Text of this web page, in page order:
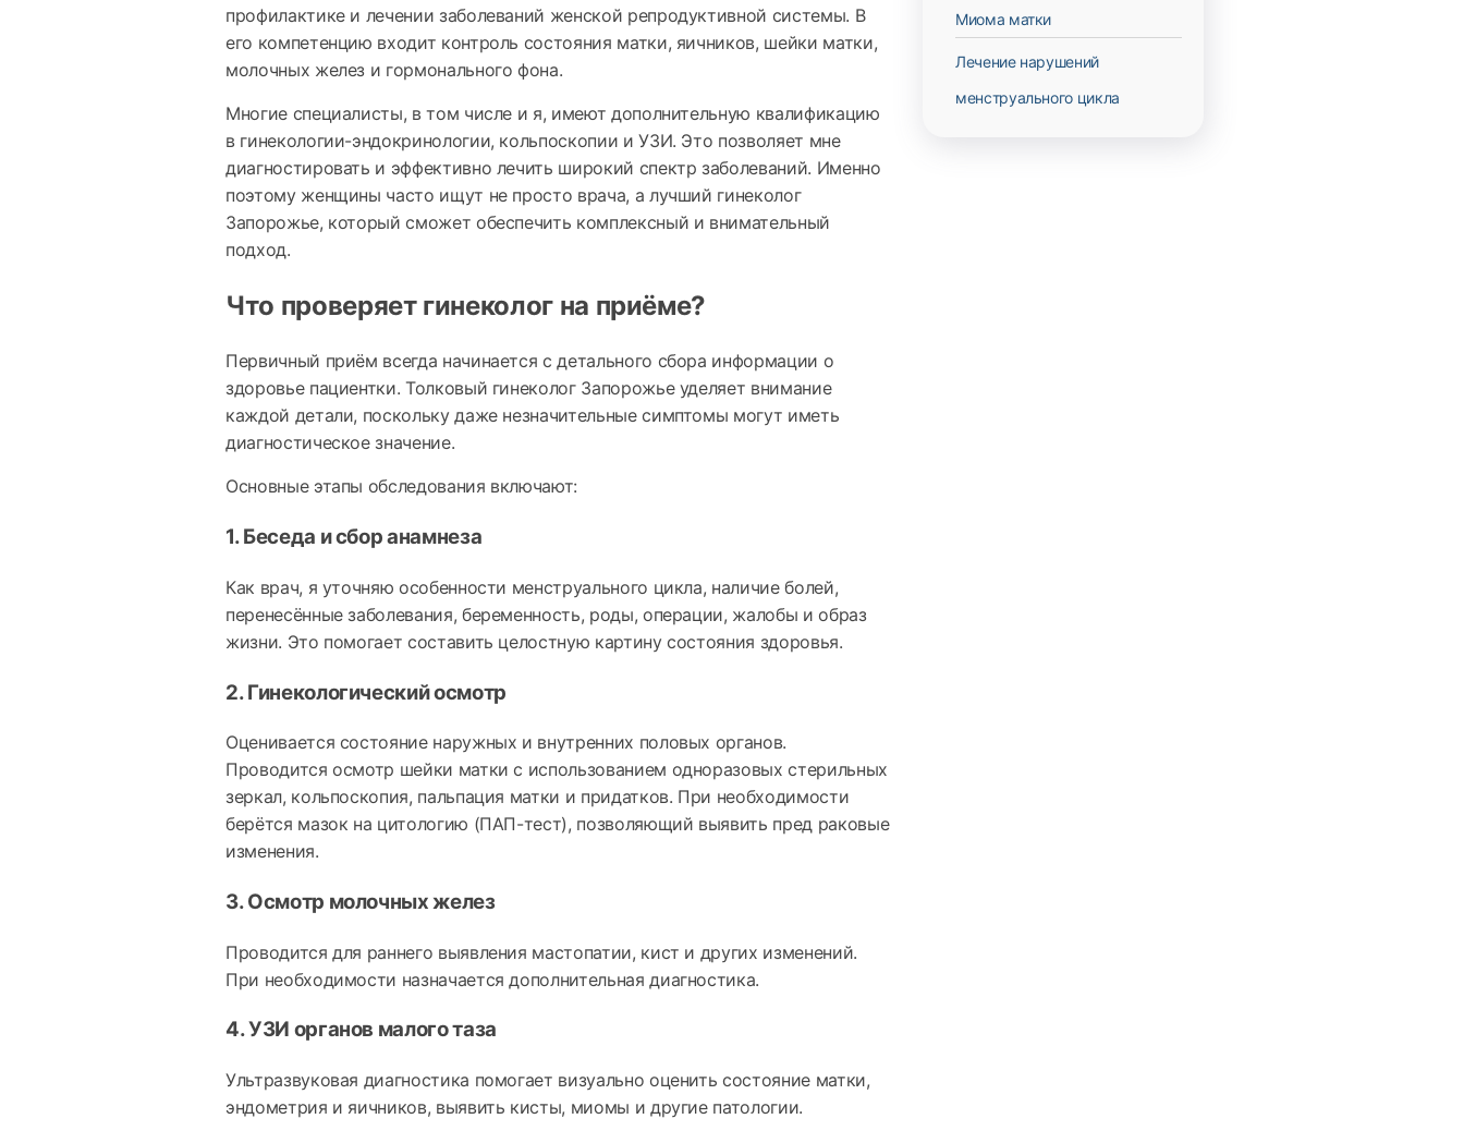
профилактике и лечении заболеваний женской репродуктивной системы. В
его компетенцию входит контроль состояния матки, яичников, шейки матки,
молочных желез и гормонального фона.
Многие специалисты, в том числе и я, имеют дополнительную квалификацию
в гинекологии-эндокринологии, кольпоскопии и УЗИ. Это позволяет мне
диагностировать и эффективно лечить широкий спектр заболеваний. Именно
поэтому женщины часто ищут не просто врача, а лучший гинеколог
Запорожье, который сможет обеспечить комплексный и внимательный
подход.
Что проверяет гинеколог на приёме?
Первичный приём всегда начинается с детального сбора информации о
здоровье пациентки. Толковый гинеколог Запорожье уделяет внимание
каждой детали, поскольку даже незначительные симптомы могут иметь
диагностическое значение.
Основные этапы обследования включают:
1. Беседа и сбор анамнеза
Как врач, я уточняю особенности менструального цикла, наличие болей,
перенесённые заболевания, беременность, роды, операции, жалобы и образ
жизни. Это помогает составить целостную картину состояния здоровья.
2. Гинекологический осмотр
Оценивается состояние наружных и внутренних половых органов.
Проводится осмотр шейки матки с использованием одноразовых стерильных
зеркал, кольпоскопия, пальпация матки и придатков. При необходимости
берётся мазок на цитологию (ПАП-тест), позволяющий выявить пред раковые
изменения.
3. Осмотр молочных желез
Проводится для раннего выявления мастопатии, кист и других изменений.
При необходимости назначается дополнительная диагностика.
4. УЗИ органов малого таза
Ультразвуковая диагностика помогает визуально оценить состояние матки,
эндометрия и яичников, выявить кисты, миомы и другие патологии.
Миома матки
Лечение нарушений
менструального цикла